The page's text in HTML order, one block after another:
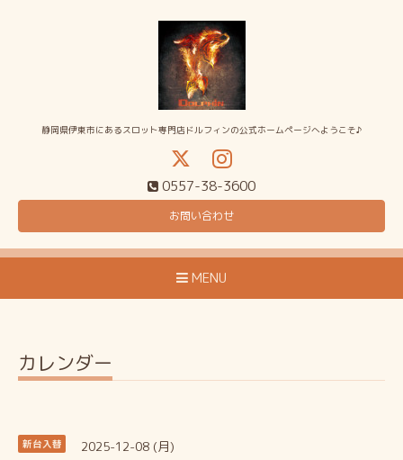
静岡県伊東市にあるスロット専門店ドルフィンの公式ホームページへようこそ♪
0557-38-3600
お問い合わせ
MENU
カレンダー
新台入替 2025-12-08 (月)